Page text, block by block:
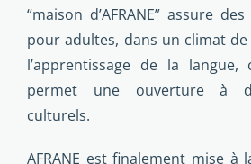
“maison d’AFRANE” assure
pour adultes, dans un climat
l’apprentissage de la langue,
permet une ouverture à
culturels.
AFRANE est finalement mise à